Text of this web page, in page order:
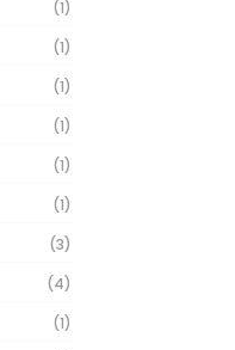
(1)
(1)
(1)
(1)
(1)
(1)
(3)
(4)
(1)